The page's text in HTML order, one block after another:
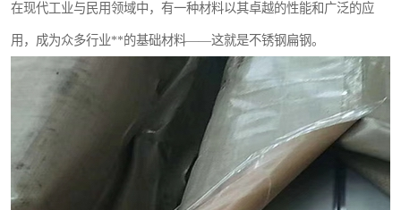
在现代工业与民用领域中，有一种材料以其卓越的性能和广泛的应
用，成为众多行业**的基础材料——这就是不锈钢扁钢。